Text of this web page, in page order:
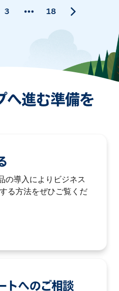
3 18
へ進む準備を
の導入によりビジネス
る方法をぜひご覧くだ
トへのご相談